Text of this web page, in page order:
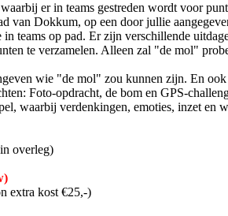
er in teams gestreden wordt voor
van Dokkum, op een door jullie
teams op pad. Er zijn verschillende
te verzamelen. Alleen zal "de mol"
wie "de mol" zou kunnen zijn. En
Foto-opdracht, de bom en GPS-
waarbij verdenkingen, emoties, inzet en
overleg)
extra kost €25,-)